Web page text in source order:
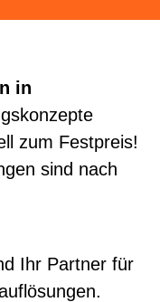
in
zum Festpreis!
sind nach
Ihr Partner für